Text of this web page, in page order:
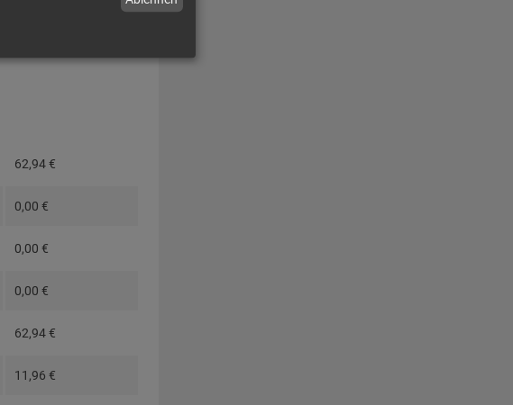
62,94€
0,00 €
0,00 €
0,00 €
62,94€
11,96 €